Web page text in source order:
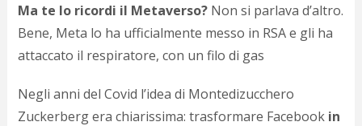
Ma te lo ricordi il Metaverso? Non si parlava d’altro.
Bene, Meta lo ha ufficialmente messo in RSA e gli ha
attaccato il respiratore, con un filo di gas
Negli anni del Covid l’idea di Montedizucchero
Zuckerberg era chiarissima: trasformare Facebookin